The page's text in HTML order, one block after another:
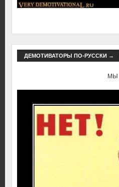
ДЕМОТИВАТОРЫ ПО-РУССКИ→
МЫ